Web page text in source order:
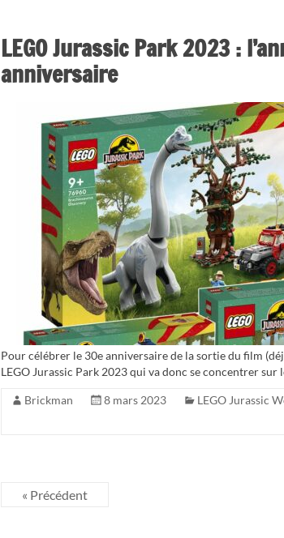
LEGO Jurassic Park 2023 :
anniversaire
Pour célébrer le 30e anniversaire de la sortie du film
LEGO Jurassic Park 2023 qui va donc se concentrer sur
Brickman 8 mars 2023 LEGO Jurassic
« Précédent